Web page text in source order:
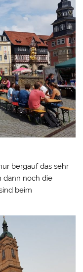
bergauf das sehr
dann noch die
beim